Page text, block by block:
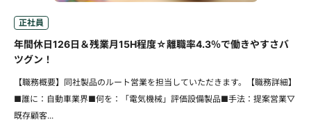
正社員
年間休日126日＆残業月15H程度☆離職率4.3％で働きやすさバ
ツグン！
【職務概要】同社製品のルート営業を担当していただきます。【職務詳細】
■誰に：自動車業界■何を：「電気機械」評価設備製品■手法：提案営業▽
既存顧客...